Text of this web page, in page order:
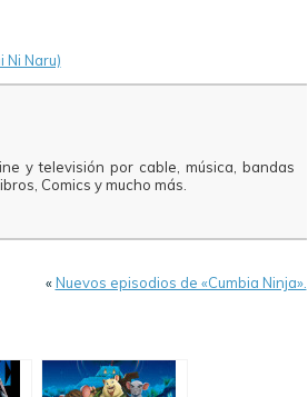
Ni Naru)
y televisión por cable, música, bandas
Comics y mucho más.
«Nuevos episodios de «Cumbia Ninja».